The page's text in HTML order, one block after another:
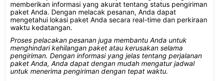
memberikan informasi yang akurat tentang status pengiriman
paket Anda. Dengan melacak pesanan, Anda dapat
mengetahui lokasi paket Anda secara real-time dan perkiraan
waktu kedatangan.
Proses pelacakan pesanan juga membantu Anda untuk
menghindari kehilangan paket atau kerusakan selama
pengiriman. Dengan informasi yang jelas tentang perjalanan
paket Anda, Anda dapat dengan mudah mengatur jadwal
untuk menerima pengiriman dengan tepat waktu.